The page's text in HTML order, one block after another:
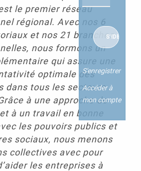
S'enregistrer
Accéder à
mon compte
le premier réseau
régional. Avec nos 6
et nos 21 branches
nous formons un
qui assure une
optimale des
dans tous les secteurs
à une approche de
à un travail en bonne
les pouvoirs publics et
sociaux, nous menons
collectives avec pour
les entreprises à